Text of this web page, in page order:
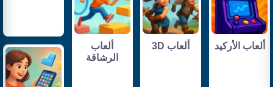
ألعاب الأركيد ألعاب 3D
ألعاب
الرشاقة